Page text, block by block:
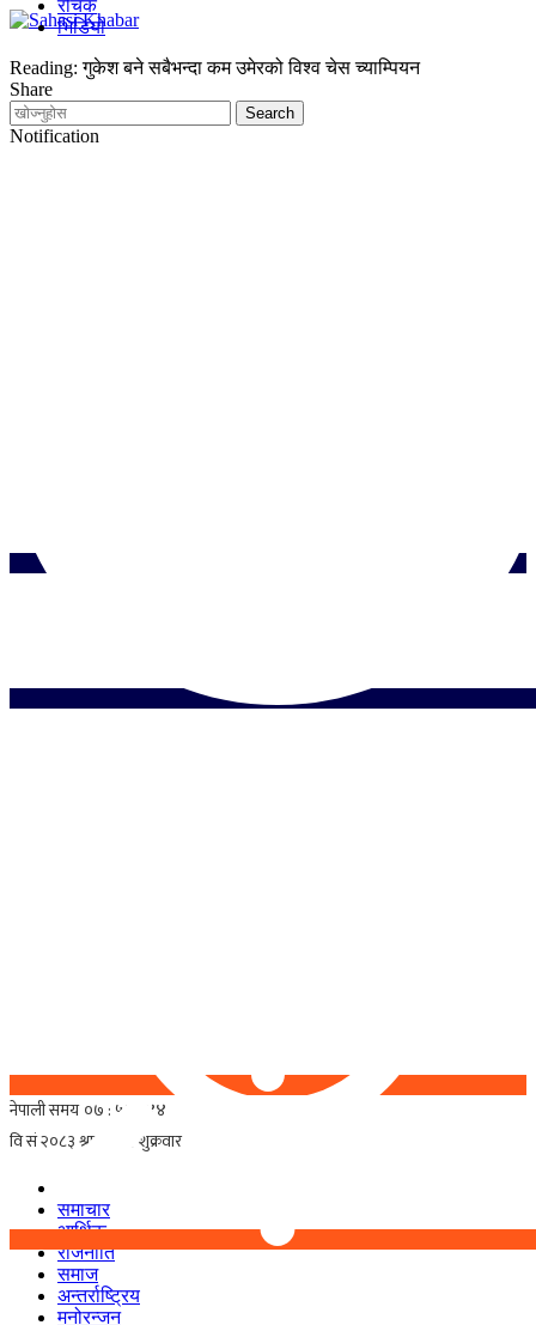
समाचार
आर्थिक
राजनीति
समाज
अन्तर्राष्ट्रिय
मनोरन्जन
रोचक
भिडियो
Reading: गुकेश बने सबैभन्दा कम उमेरको विश्व चेस च्याम्पियन
Share
Notification